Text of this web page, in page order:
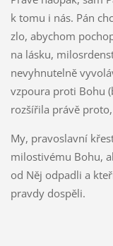
k tomu i nás. Pán
zlo, abychom
na lásku,
nevyhnutelně
vzpoura proti Bohu
rozšířila právě
My, pravoslavní
milostivému Bohu,
od Něj odpadli a
pravdy dospěli.